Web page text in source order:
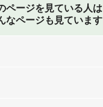
ページを見ている人は
なページも見ています